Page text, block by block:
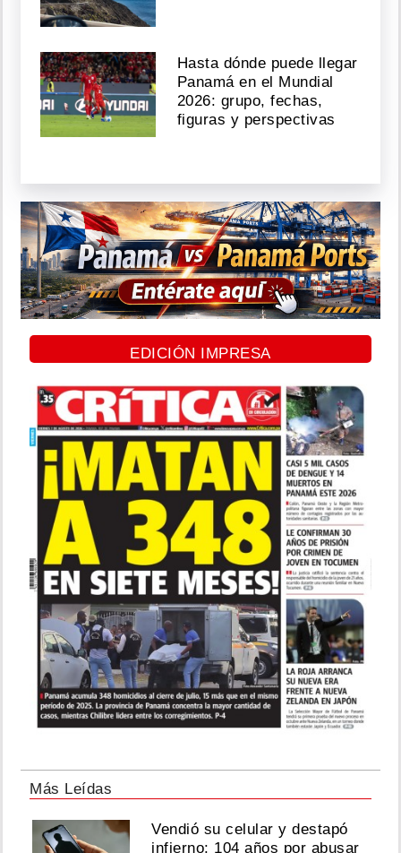
Hasta dónde puede llegar
Panamá en el Mundial
2026: grupo, fechas,
figuras y perspectivas
EDICIÓN IMPRESA
Más Leídas
Vendió su celular y destapó
infierno: 104 años por abusar